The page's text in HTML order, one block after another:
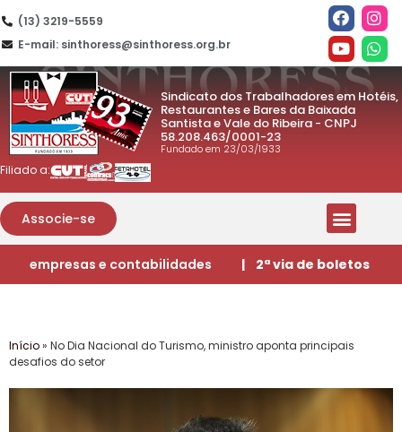
(13) 3219-5559
E-mail: sinthoress@sinthoress.org.br
Sindicato dos Trabalhadores em Hotéis,
Restaurantes e Bares da Baixada
Santista e Vale do Ribeira - CNPJ
58.208.463/0001-23
Fundado em 23/03/1933
Filiado a:
Associe-se
empresas e contabilidades | 2ª via de boletos
Início» No Dia Nacional do Turismo, ministro aponta principais
desafios do setor